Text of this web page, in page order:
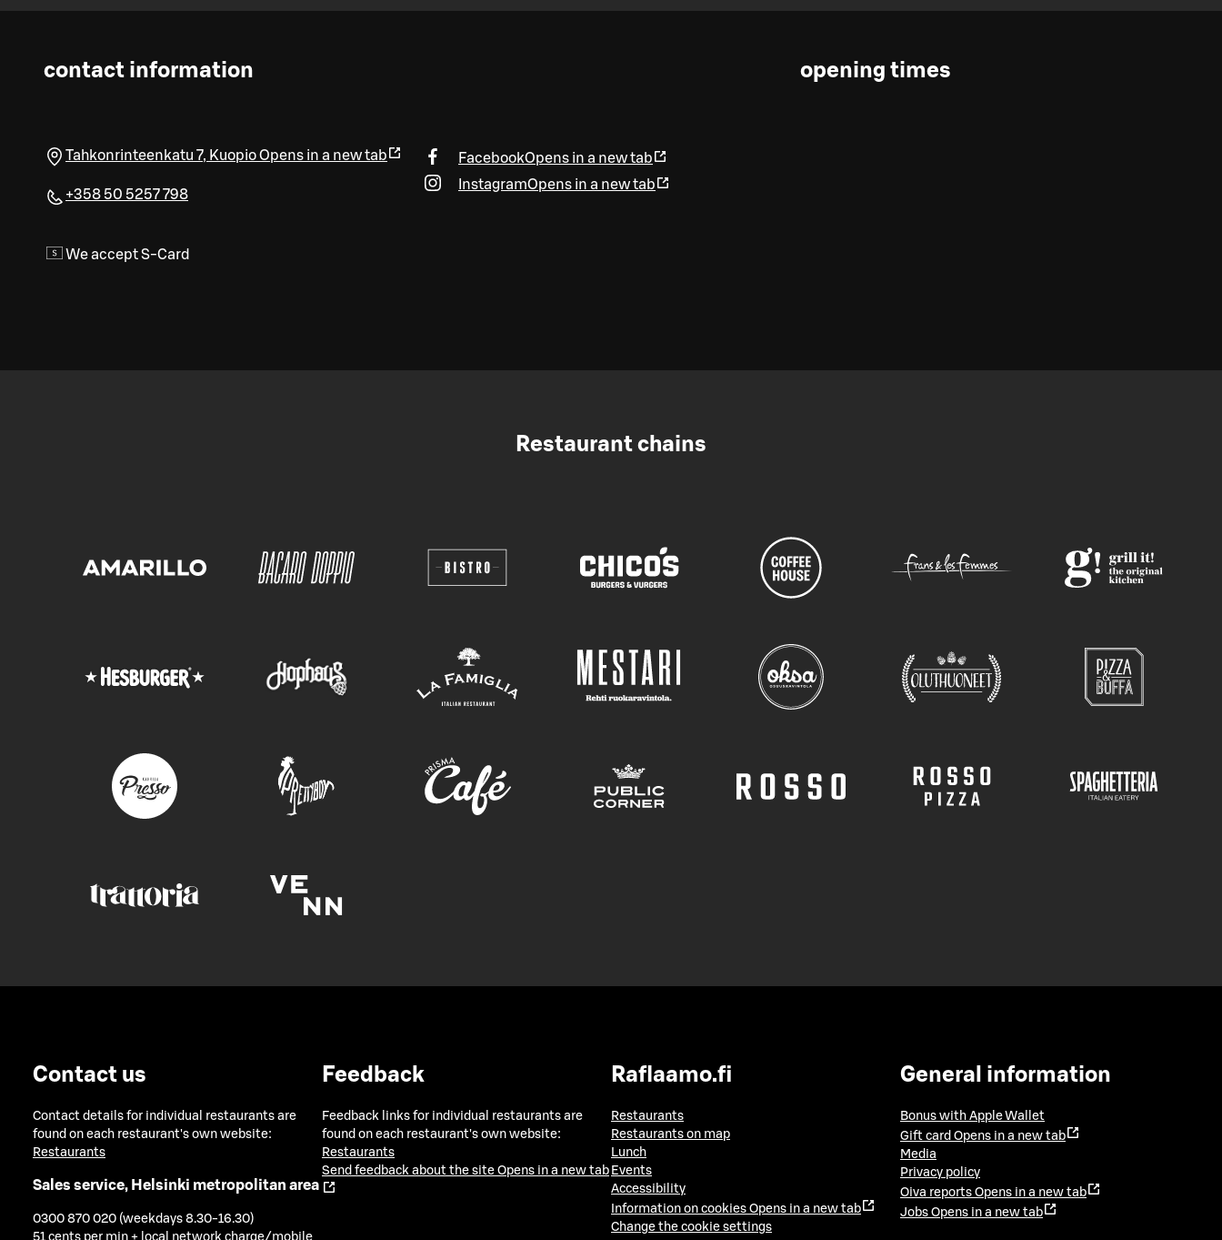
contact information
Tahkonrinteenkatu 7, KuopioOpens in a new tab
+358 50 5257 798
We accept S-Card
FacebookOpens in a new tab
InstagramOpens in a new tab
opening times
Restaurant chains
Contact us
Contact details for individual restaurants are
found on each restaurant's own website:
Restaurants
Sales service, Helsinki metropolitan area
0300 870 020 (weekdays 8.30-16.30)
51 cents per min + local network charge/mobile
Feedback
Feedback links for individual restaurants are
found on each restaurant's own website:
Restaurants
Send feedback about the site Opens in a new tab
Raflaamo.fi
Restaurants
Restaurants on map
Lunch
Events
Accessibility
Information on cookies Opens in a new tab
Change the cookie settings
General information
Bonus with Apple Wallet
Gift card Opens in a new tab
Media
Privacy policy
Oiva reports Opens in a new tab
Jobs Opens in a new tab